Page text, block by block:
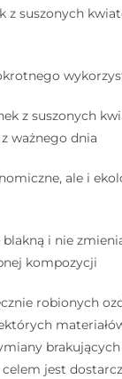
z suszonych
z suszonych
ważnego dnia
ale i
blakną i nie
kompozycji ⠀ ⠀
robionych
jest